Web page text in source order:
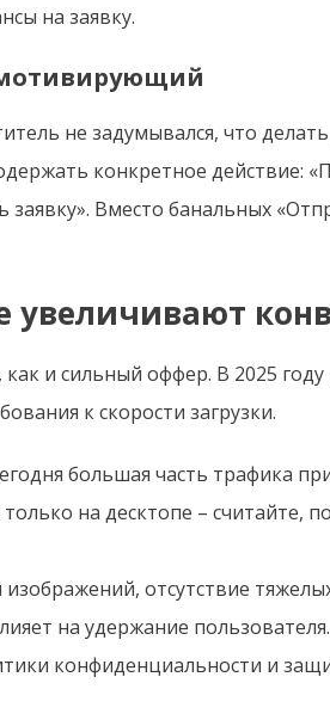
на заявку.
не задумывался, что
конкретное действие:
заявку». Вместо банальных
увеличивают
и сильный оффер. В 2025
к скорости загрузки.
большая часть трафика
на десктопе – считайте,
отсутствие
на удержание пользователя.
конфиденциальности и